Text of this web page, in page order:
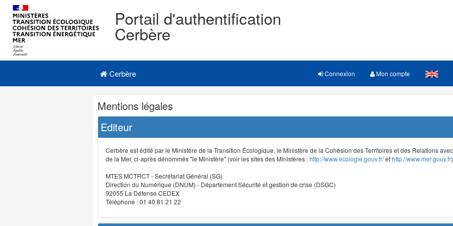
Portail d'authentification
Cerbère
Navigation
Menu principal
Cerbère Connexion Mon compte
Navigation
et
outils
annexes
Mentions légales
Editeur
Cerbère est édité par le Ministère de la Transition Écologique, le Ministère de la Cohésion des Territoires et des Relations
de la Mer, ci-après dénommés "le Ministère" (voir les sites des Ministères :http://www.ecologie.gouv.fr/ethttp://www.mer.gouv.fr
MTES MCTRCT - Secrétariat Général (SG)
Direction du Numérique (DNUM) - Département Sécurité et gestion de crise (DSGC)
92055 La Défense CEDEX
Téléphone : 01 40 81 21 22